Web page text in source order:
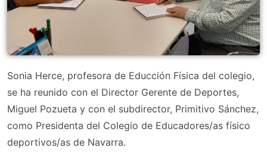
Sonia Herce, profesora de Educción Física del colegio,
se ha reunido con el Director Gerente de Deportes,
Miguel Pozueta y con el subdirector, Primitivo Sánchez,
como Presidenta del Colegio de Educadores/as físico
deportivos/as de Navarra.